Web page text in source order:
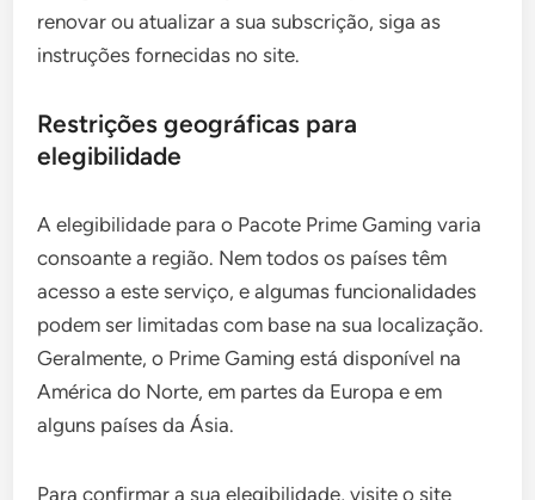
renovar ou atualizar a sua subscrição, siga as
instruções fornecidas no site.
Restrições geográficas para
elegibilidade
A elegibilidade para o Pacote Prime Gaming varia
consoante a região. Nem todos os países têm
acesso a este serviço, e algumas funcionalidades
podem ser limitadas com base na sua localização.
Geralmente, o Prime Gaming está disponível na
América do Norte, em partes da Europa e em
alguns países da Ásia.
Para confirmar a sua elegibilidade, visite o site